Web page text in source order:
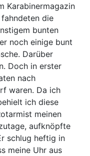
Karabinermagazin
die
bunten
noch einige bunt
Darüber
Doch in erster
nach
waren. Da ich
ich diese
meinen
aufknöpfte
schlug heftig in
meine Uhr aus